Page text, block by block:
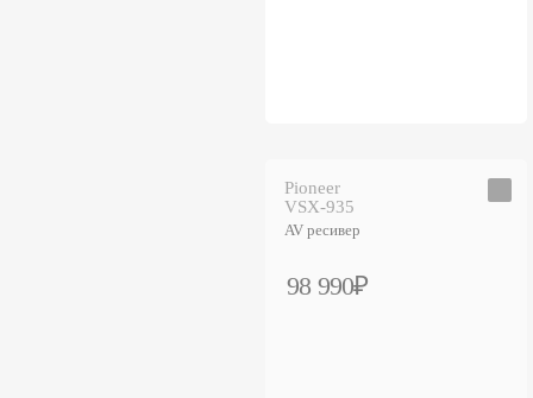
Pioneer
VSX-935
AV ресивер
98 990₽